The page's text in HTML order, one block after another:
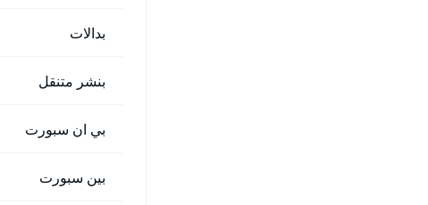
بدالات
بنشر متنقل
بي ان سبورت
بين سبورت